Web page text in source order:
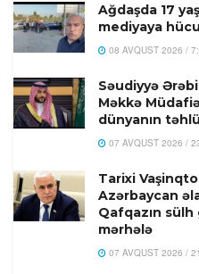
Ağdaşda 17
mediyaya
08 AVQUST 2026 /
Səudiyyə
Məkkə
dünyanın
07 AVQUST 2026 /
Tarixi
Azərbaycan
Qafqazın
mərhələ
07 AVQUST 2026 /